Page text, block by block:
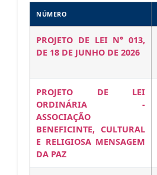
NÚMERO
PROJETO DE LEI N° 013,
DE 18 DE JUNHO DE 2026
PROJETO DE LEI
ORDINÁRIA -
ASSOCIAÇÃO
BENEFICINTE, CULTURAL
E RELIGIOSA MENSAGEM
DA PAZ